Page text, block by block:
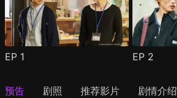
EP 1 EP 2
预告 剧照 推荐影片 剧情介绍